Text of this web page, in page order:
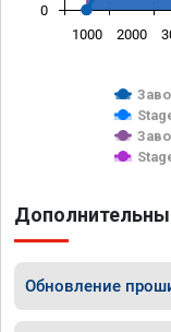
1000 2000
0
Обновление